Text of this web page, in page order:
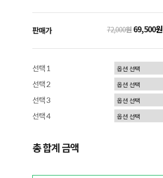
판매가 72,000원 69,500원
선택 1
선택 2
선택 3
선택 4
총 합계 금액